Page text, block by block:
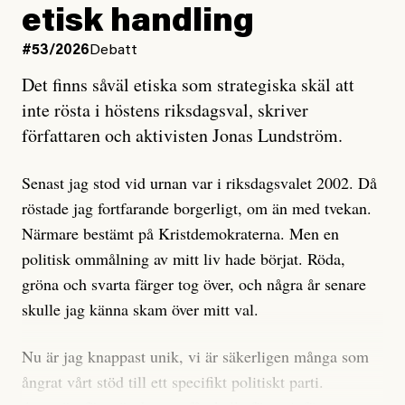
och då ska en efterforska diskret, just för att inte skapa
oro inom rörelsen.
Artikeln undersöker inte, som ETC påstår, ”vad som
är sant, vad som är rykten”, utan den bidrar bara till
ännu mer ryktesspridning. Det finns inte ett enda bevis
misstänkta personen är en infiltratör. Det som läsaren
får veta är att personen har ändrat sina politiska åsikter
under åren, att den har raderat tidigare innehåll på sina
sociala medier, att artikelns författare inte förstår sig
på personens ekonomi och att det tydligen finns
anonyma röster inom rörelsen som säger saker som
anses vara anledningar att titta närmare på personen,
men ingenting av detta är tillräckligt för att hänga ut
etisk handling
#53/2026 Debatt
Det finns såväl etiska som strategiska skäl att
inte rösta i höstens riksdagsval, skriver
författaren och aktivisten Jonas Lundström.
Senast jag stod vid urnan var i riksdagsvalet 2002. Då
röstade jag fortfarande borgerligt, om än med tvekan.
Närmare bestämt på Kristdemokraterna. Men en
politisk ommålning av mitt liv hade börjat. Röda,
gröna och svarta färger tog över, och några år senare
skulle jag känna skam över mitt val.
Nu är jag knappast unik, vi är säkerligen många som
ångrat vårt stöd till ett specifikt politiskt parti.